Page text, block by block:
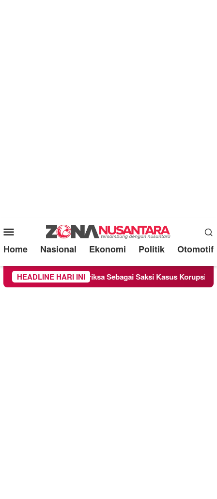
Mobile
Menu
Home Nasional Ekonomi Politik Otomotif
HEADLINE HARI INI
Chandra Diperiksa Sebagai Saksi Kasus Korupsi Bibit